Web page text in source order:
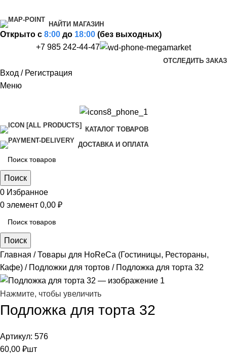
НАЙТИ МАГАЗИН
Открыто c 8:00 до 18:00 (без выходных)
+7 985 242-44-47
ОТСЛЕДИТЬ ЗАКАЗ
Вход / Регистрация
Меню
КАТАЛОГ ТОВАРОВ
ДОСТАВКА И ОПЛАТА
Поиск
0 Избранное
0 элемент 0,00 ₽
Поиск
Главная
Товары для HoReCa (Гостиницы, Рестораны,
Кафе)
Подложки для тортов Подложка для торта 32
Нажмите, чтобы увеличить
Подложка для торта 32
Артикул: 576
60,00 ₽шт